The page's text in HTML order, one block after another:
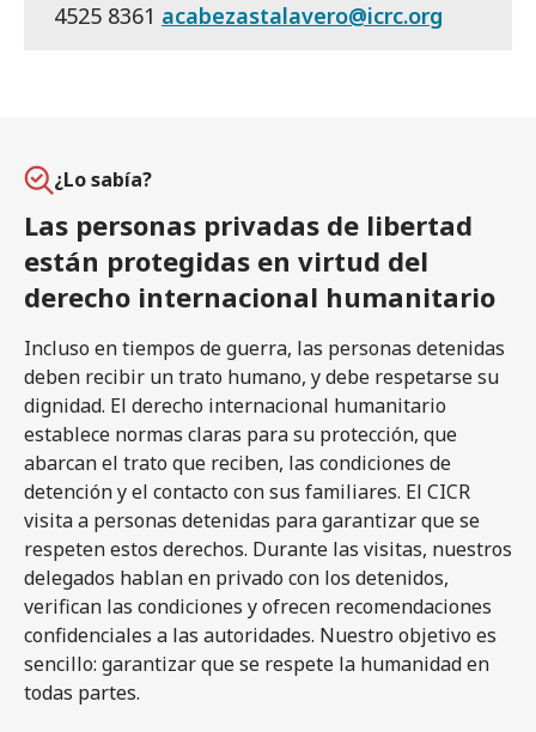
4525 8361 acabezastalavero@icrc.org
¿Lo sabía?
Las personas privadas de libertad
están protegidas en virtud del
derecho internacional humanitario
Incluso en tiempos de guerra, las personas detenidas
deben recibir un trato humano, y debe respetarse su
dignidad. El derecho internacional humanitario
establece normas claras para su protección, que
abarcan el trato que reciben, las condiciones de
detención y el contacto con sus familiares. El CICR
visita a personas detenidas para garantizar que se
respeten estos derechos. Durante las visitas, nuestros
delegados hablan en privado con los detenidos,
verifican las condiciones y ofrecen recomendaciones
confidenciales a las autoridades. Nuestro objetivo es
sencillo: garantizar que se respete la humanidad en
todas partes.